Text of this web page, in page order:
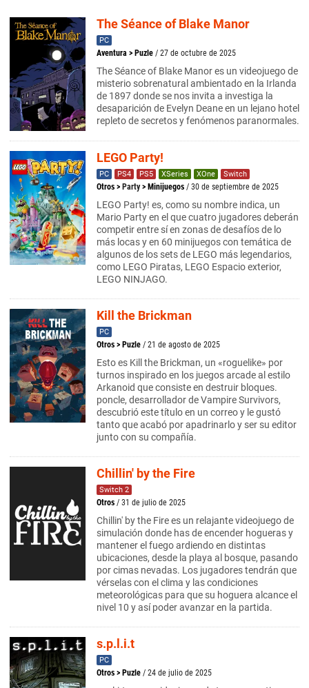
The Séance of Blake Manor
PC
Aventura > Puzle / 27 de octubre de 2025
The Séance of Blake Manor es un videojuego de
misterio sobrenatural ambientado en la Irlanda
de 1897 donde se nos invita a investiga la
desaparición de Evelyn Deane en un lejano hotel
repleto de secretos y fenómenos paranormales.
LEGO Party!
PC PS4 PS5 XSeries XOne Switch
Otros > Party> Minijuegos / 30 de septiembre de 2025
LEGO Party! es, como su nombre indica, un
Mario Party en el que cuatro jugadores deberán
competir entre sí en zonas de desafíos de lo
más locas y en 60 minijuegos con temática de
algunos de los sets de LEGO más legendarios,
como LEGO Piratas, LEGO Espacio exterior,
LEGO NINJAGO.
Kill the Brickman
PC
Otros > Puzle / 21 de agosto de 2025
Esto es Kill the Brickman, un «roguelike» por
turnos inspirado en los juegos arcade al estilo
Arkanoid que consiste en destruir bloques.
poncle, desarrollador de Vampire Survivors,
descubrió este título en un correo y le gustó
tanto que acabó por apadrinarlo y ser su editor
junto con su compañía.
Chillin' by the Fire
Switch 2
Otros / 31 de julio de 2025
Chillin' by the Fire es un relajante videojuego de
simulación donde has de encender hogueras y
mantener el fuego ardiendo en distintas
ubicaciones, desde la playa al bosque, pasando
por cimas nevadas. Los jugadores tendrán que
vérselas con el clima y las condiciones
meteorológicas para que su hoguera alcance el
nivel 10 y así poder avanzar en la partida.
s.p.l.i.t
PC
Otros > Puzle / 24 de julio de 2025